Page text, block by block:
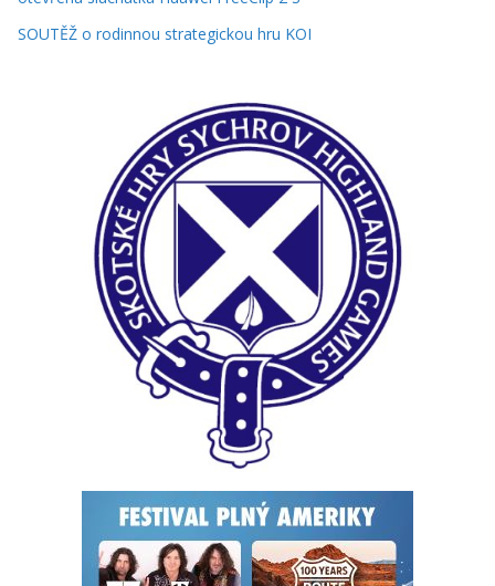
SOUTĚŽ o rodinnou strategickou hru KOI